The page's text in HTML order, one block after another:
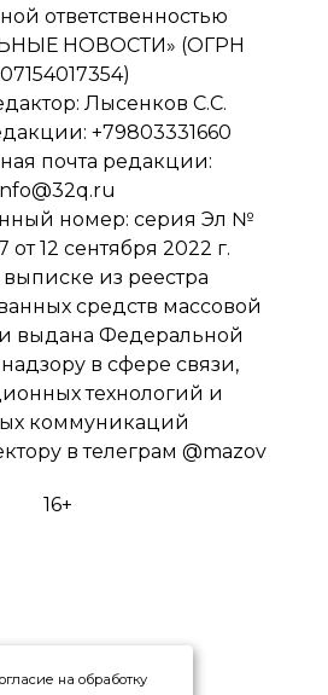
ответственностью
НОВОСТИ» (ОГРН
Лысенков С.С.
+79803331660
почта редакции:
номер: серия Эл №
12 сентября 2022 г.
выписке из реестра
средств массовой
выдана Федеральной
в сфере связи,
технологий и
коммуникаций
в телеграм @mazov
16+
на обработку